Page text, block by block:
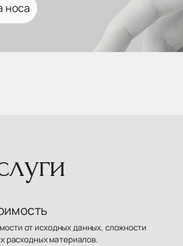
носа
от исходных данных, сложности
расходных материалов.